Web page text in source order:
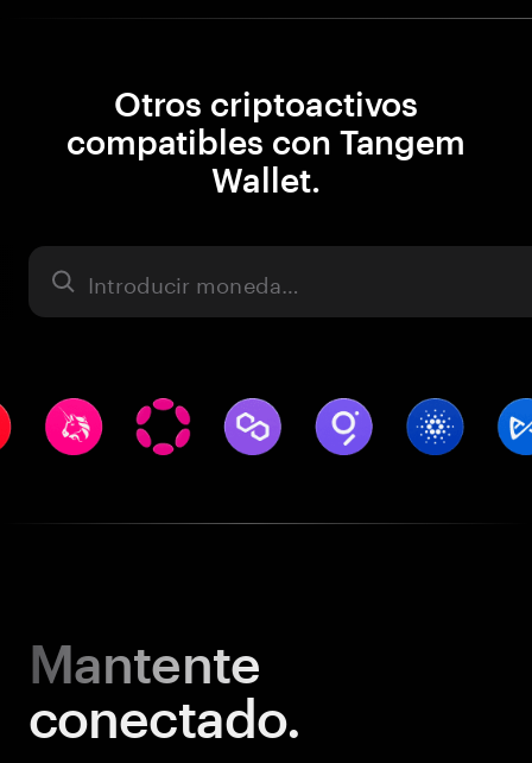
Otros criptoactivos
compatibles con Tangem
Wallet.
Activo
Mantente
conectado.